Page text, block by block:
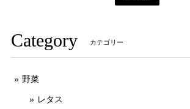
Category カテゴリー
野菜
レタス